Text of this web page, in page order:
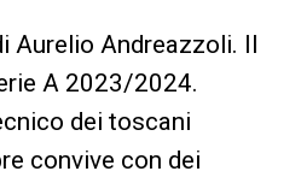
Aurelio Andreazzoli. Il
A 2023/2024.
dei toscani
convive con dei